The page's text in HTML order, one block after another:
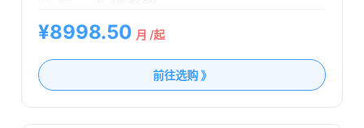
¥8998.50 月 /起
前往选购 》